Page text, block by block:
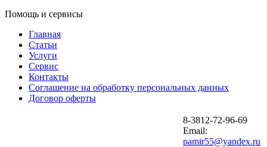
Помощь и сервисы
Главная
Статьи
Услуги
Сервис
Контакты
Соглашение на обработку персональных данных
Договор оферты
8-3812-72-96-69
Email:
pamir55@yandex.ru